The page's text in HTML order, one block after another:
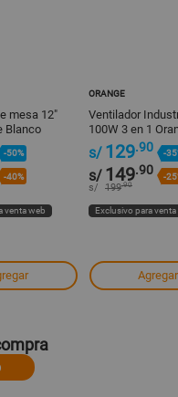
mesa 12"
Blanco
-50%
-40%
venta web
ORANGE
Ventilador
100W 3 en 1
s/ 129.90 -
s/ 149.90 -
s/ 199.90
Exclusivo para
Agregar